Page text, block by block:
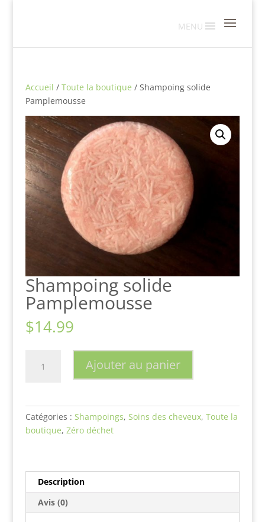
MENU
Accueil / Toute la boutique / Shampoing solide
Pamplemousse
Shampoing solide
Pamplemousse
$14.99
Pamplemousse
Ajouter au panier
Catégories : Shampoings, Soins des cheveux, Toute la
boutique, Zéro déchet
Description
Avis (0)